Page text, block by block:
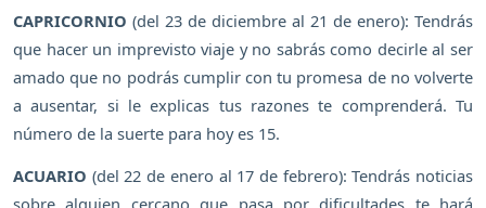
CAPRICORNIO (del 23 de diciembre al 21 de enero): Tendrás
que hacer un imprevisto viaje y no sabrás como decirle al ser
amado que no podrás cumplir con tu promesa de no volverte
a ausentar, si le explicas tus razones te comprenderá. Tu
número de la suerte para hoy es 15.
ACUARIO (del 22 de enero al 17 de febrero): Tendrás noticias